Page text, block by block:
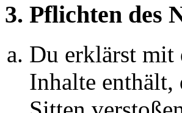
3. Pflichten des
Du erklärst mit
Inhalte enthält,